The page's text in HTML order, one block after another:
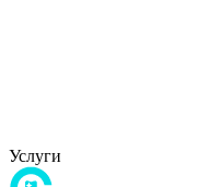
Услуги